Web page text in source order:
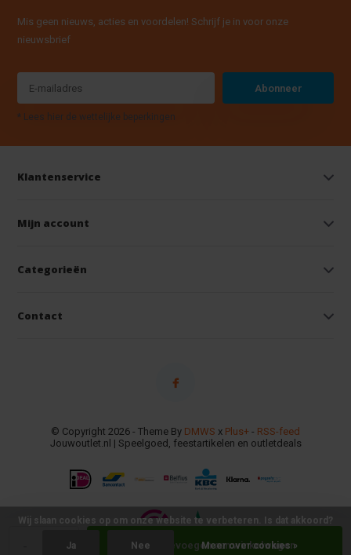
+ Toevoegen aan winkelwagen
Mis geen nieuws, acties en voordelen! Schrijf je in voor onze
nieuwsbrief
Abonneer
* Lees hier de wettelijke beperkingen
Klantenservice
Mijn account
Categorieën
Contact
© Copyright 2026 - Theme By DMWS x Plus+ - RSS-feed
Jouwoutlet.nl | Speelgoed, feestartikelen en outletdeals
Wij slaan cookies op om onze website te verbeteren. Is dat akkoord?
Ja Nee Meer over cookies »